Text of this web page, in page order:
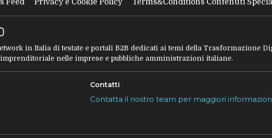
Feed Privacy e Cookie Policy Terms&Conditions Contenuti
in Italia di testate e portali B2B dedicati ai temi della Trasformazione
nelle imprese e pubbliche amministrazioni italiane.
Contatti
Contatta il nostro team per maggiori